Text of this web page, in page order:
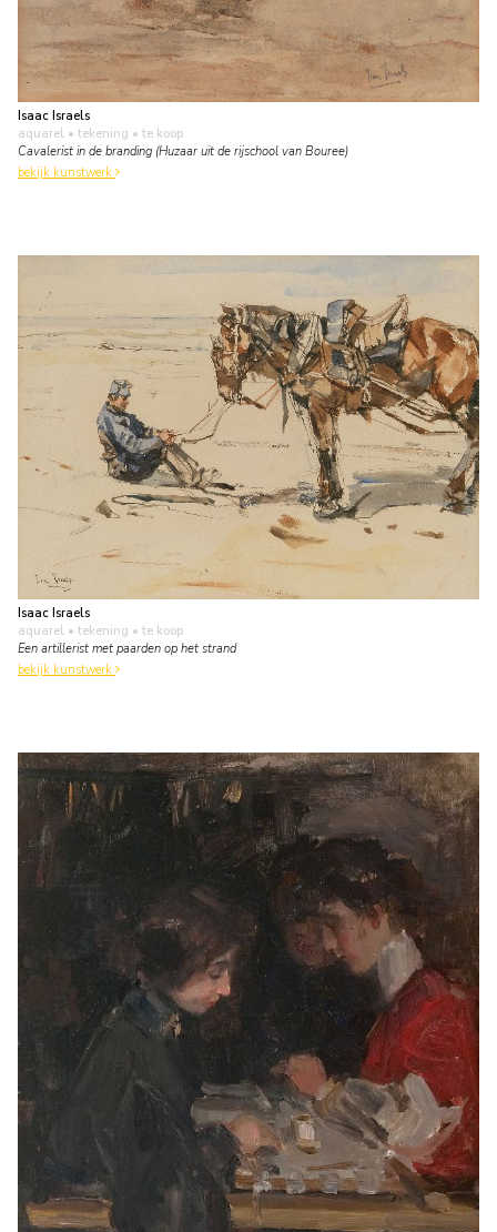
Isaac Israels
aquarel • tekening • te koop
Cavalerist in de branding (Huzaar uit de rijschool van Bouree)
bekijk kunstwerk
Isaac Israels
aquarel • tekening • te koop
Een artillerist met paarden op het strand
bekijk kunstwerk